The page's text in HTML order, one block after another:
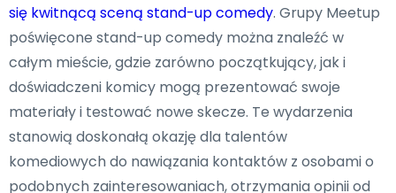
się kwitnącą sceną stand-up comedy. Grupy Meetup
poświęcone stand-up comedy można znaleźć w
całym mieście, gdzie zarówno początkujący, jak i
doświadczeni komicy mogą prezentować swoje
materiały i testować nowe skecze. Te wydarzenia
stanowią doskonałą okazję dla talentów
komediowych do nawiązania kontaktów z osobami o
podobnych zainteresowaniach, otrzymania opinii od